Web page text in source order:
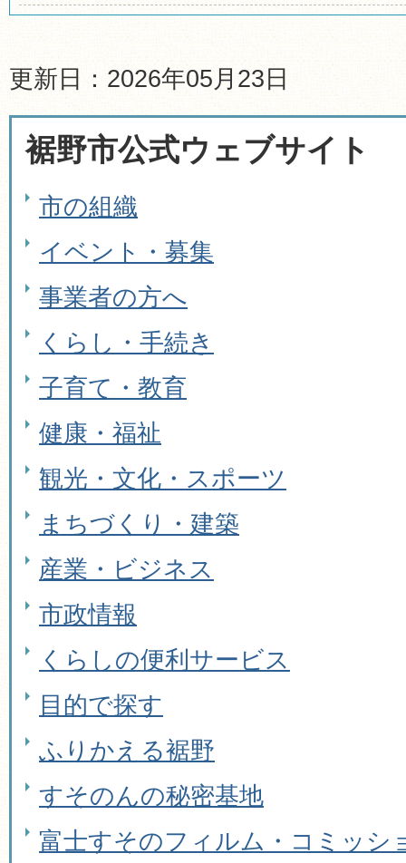
更新日：2026年05月23日
裾野市公式ウェブサイト
市の組織
イベント・募集
事業者の方へ
くらし・手続き
子育て・教育
健康・福祉
観光・文化・スポーツ
まちづくり・建築
産業・ビジネス
市政情報
くらしの便利サービス
目的で探す
ふりかえる裾野
すそのんの秘密基地
富士すそのフィルム・コミッシ